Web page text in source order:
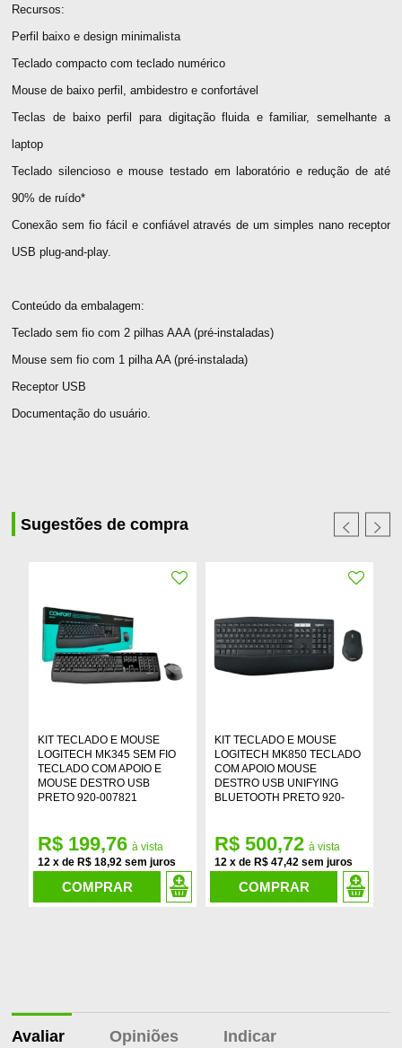
Recursos:
Perfil baixo e design minimalista
Teclado compacto com teclado numérico
Mouse de baixo perfil, ambidestro e confortável
Teclas de baixo perfil para digitação fluida e familiar, semelhante a
laptop
Teclado silencioso e mouse testado em laboratório e redução de até
90% de ruído*
Conexão sem fio fácil e confiável através de um simples nano receptor
USB plug-and-play.
Conteúdo da embalagem:
Teclado sem fio com 2 pilhas AAA (pré-instaladas)
Mouse sem fio com 1 pilha AA (pré-instalada)
Receptor USB
Documentação do usuário.
Sugestões de compra
KIT TECLADO E MOUSE
LOGITECH MK345 SEM FIO
TECLADO COM APOIO E
MOUSE DESTRO USB
PRETO 920-007821
12 x de R$ 18,92
R$ 199,76
COMPRAR
KIT TECLADO E MOUSE
LOGITECH MK850 TECLADO
COM APOIO MOUSE
DESTRO USB UNIFYING
BLUETOOTH PRETO 920-
12 x de R$ 47,42
R$ 500,72
COMPRAR
Avaliar Opiniões Indicar